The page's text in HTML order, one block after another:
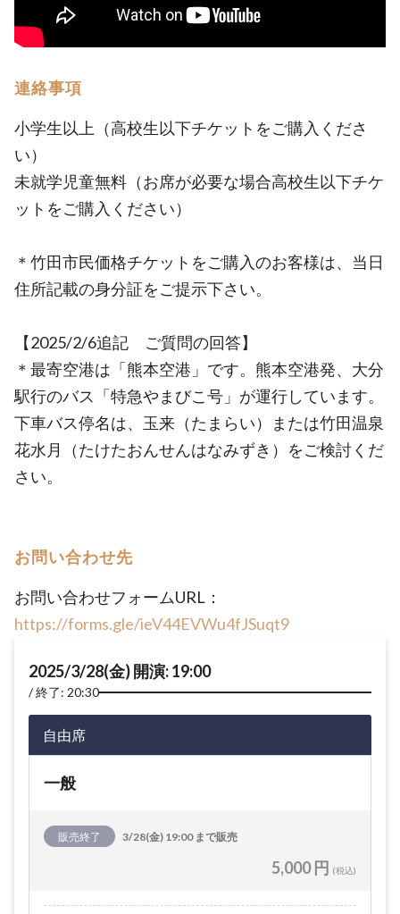
連絡事項
小学生以上（高校生以下チケットをご購入くださ
い）
未就学児童無料（お席が必要な場合高校生以下チケ
ットをご購入ください）
＊竹田市民価格チケットをご購入のお客様は、当日
住所記載の身分証をご提示下さい。
【2025/2/6追記 ご質問の回答】
＊最寄空港は「熊本空港」です。熊本空港発、大分
駅行のバス「特急やまびこ号」が運行しています。
下車バス停名は、玉来（たまらい）または竹田温泉
花水月（たけたおんせんはなみずき）をご検討くだ
さい。
お問い合わせ先
お問い合わせフォームURL：
https://forms.gle/ieV44EVWu4fJSuqt9
2025/3/28(金) 開演: 19:00
終了: 20:30
自由席
一般
販売終了 3/28(金) 19:00 まで販売
5,000 円 (税込)